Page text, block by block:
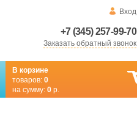
Вход
+7 (345) 257-99-70
Заказать обратный звонок
В корзине
товаров: 0
на сумму: 0 р.